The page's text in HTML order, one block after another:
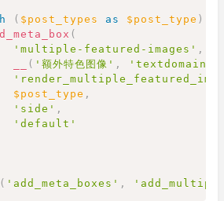
( $post_types as $post_type )
(
'multiple-featured-images' ,
( '额外特色图像' , 'textdomain'
$post_type ,
'side' ,
'default'
( 'add_meta_boxes' ,